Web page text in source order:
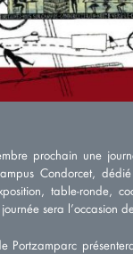
prochain une
Condorcet,
table-ronde,
sera l’occasion
Portzamparc